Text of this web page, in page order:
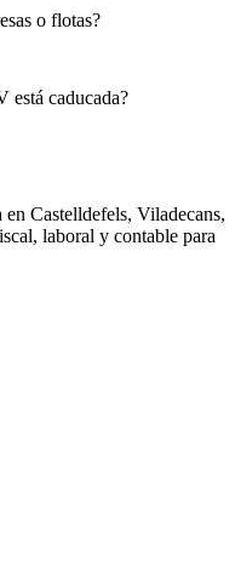
o flotas?
está caducada?
Castelldefels, Viladecans,
laboral y contable para